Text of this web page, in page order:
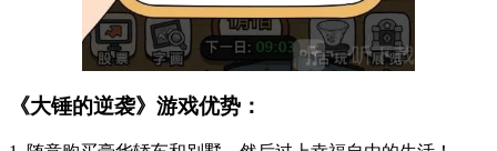
《大锤的逆袭》游戏优势：